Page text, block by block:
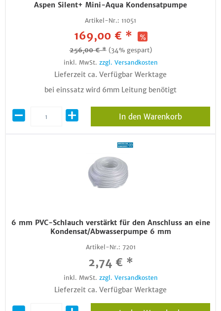
Aspen Silent+ Mini-Aqua Kondensatpumpe
Artikel-Nr.: 11051
169,00 € *
256,00 € * (34% gespart)
inkl. MwSt. zzgl. Versandkosten
Lieferzeit ca. Verfügbar Werktage
bei einssatz wird 6mm Leitung benötigt
In den Warenkorb
6 mm PVC-Schlauch verstärkt für den Anschluss an eine
Kondensat/Abwasserpumpe 6 mm
Artikel-Nr.: 7201
2,74 € *
inkl. MwSt. zzgl. Versandkosten
Lieferzeit ca. Verfügbar Werktage